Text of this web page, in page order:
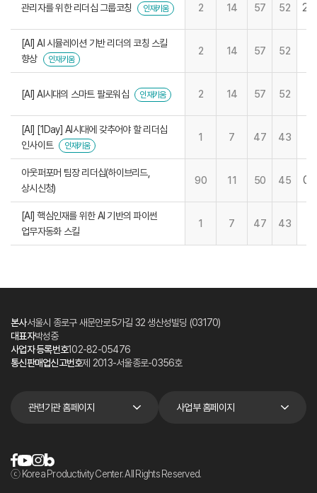
관리자를 위한 리더십 그룹코칭 인재키움 2 14 57 52 26
[AI] AI 시뮬레이션 기반 리더의 코칭 스킬
향상
인재키움
2 14 57 52
[AI] AI시대의 스마트 팔로워십 인재키움 2 14 57 52
[AI] [1Day] AI시대에 갖추어야 할 리더십
인사이트
인재키움
1 7 47 43
아웃퍼포머 팀장 리더십(하이브리드,
상시신청)
90 11 50 45 01
[AI] 핵심인재를 위한 AI 기반의 파이썬
업무자동화 스킬
1 7 47 43
본사서울시 종로구 새문안로5가길 32 생산성빌딩 (03170)
대표자박성중
사업자 등록번호102-82-05476
통신판매업신고번호제 2013-서울종로-0356호
관련기관 홈페이지 사업부 홈페이지
ⓒ Korea Productivity Center. All Rights Reserved.